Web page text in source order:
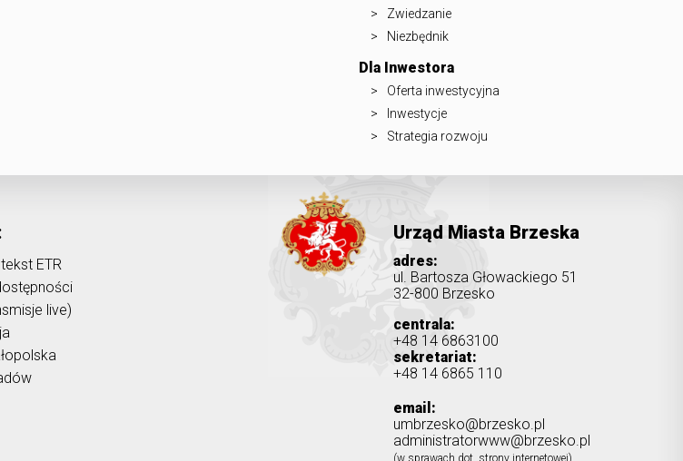
Zwiedzanie
Niezbędnik
Dla Inwestora
Oferta inwestycyjna
Inwestycje
Strategia rozwoju
ETR
live)
Urząd Miasta Brzeska
adres:
ul. Bartosza Głowackiego 51
32-800 Brzesko
centrala:
+48 14 6863100
sekretariat:
+48 14 6865 110
email:
umbrzesko@brzesko.pl
administratorwww@brzesko.pl